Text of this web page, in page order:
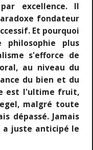
excellence. Il
fondateur
Et pourquoi
philosophie plus
s'efforce de
au niveau du
du bien et du
est l'ultime fruit,
malgré toute
dépassé. Jamais
a juste anticipé le